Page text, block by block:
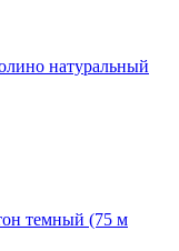
натуральный
темный (75 м